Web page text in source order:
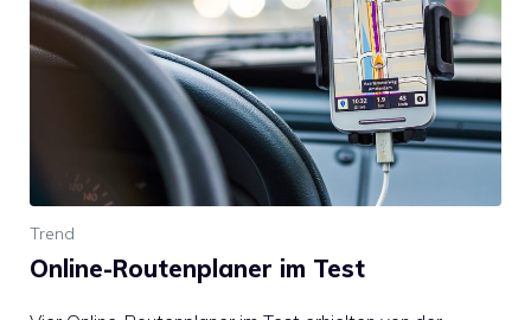
Trend
Online-Routenplaner im Test